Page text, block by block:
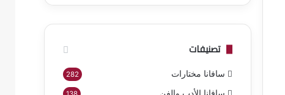
تصنيفات
سافانا مختارات 282